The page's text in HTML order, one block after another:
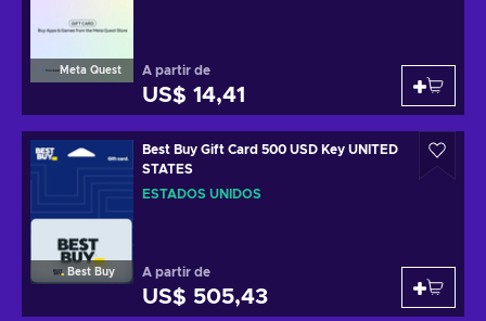
Meta Quest A partir de
US$ 14,41
Best Buy
Best Buy Gift Card 500 USD Key UNITED
STATES
ESTADOS UNIDOS
A partir de
US$ 505,43